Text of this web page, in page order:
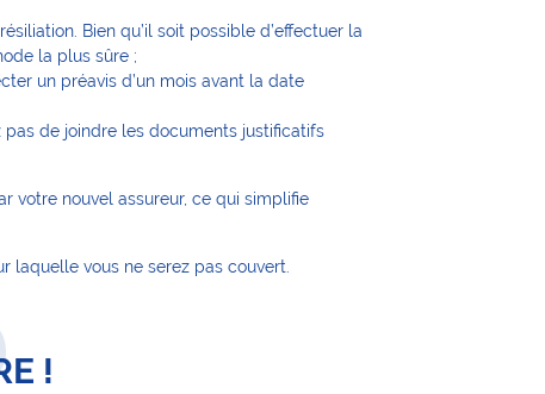
Bien qu’il soit possible d’effectuer la
la plus sûre ;
un préavis d’un mois avant la date
pas de joindre les documents justificatifs
votre nouvel assureur, ce qui simplifie
laquelle vous ne serez pas couvert.
!